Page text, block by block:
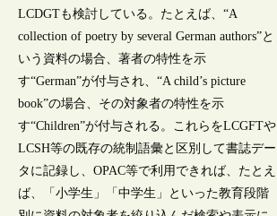
LCDGTも検討している。たとえば、“A
collection of poetry by several German authors”と
いう資料の場合、著者の特性を示
す“German”が付与され、“A child’s picture
book”の場合、その対象者の特性を示
す“Children”が付与される。これらをLCGFTや
LCSH等の既存の統制語彙と区別して書誌デー
タに記録し、OPAC等で利用できれば、たとえ
ば、「小学生」「中学生」といった教育段階